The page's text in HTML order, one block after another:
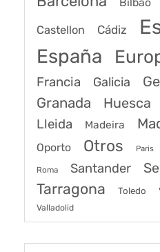
Castellon Cádiz
España
Francia Galicia
Granada Huesca
Lleida Madeira
Oporto Otros Paris
Roma Santander
Tarragona Toledo
Valladolid